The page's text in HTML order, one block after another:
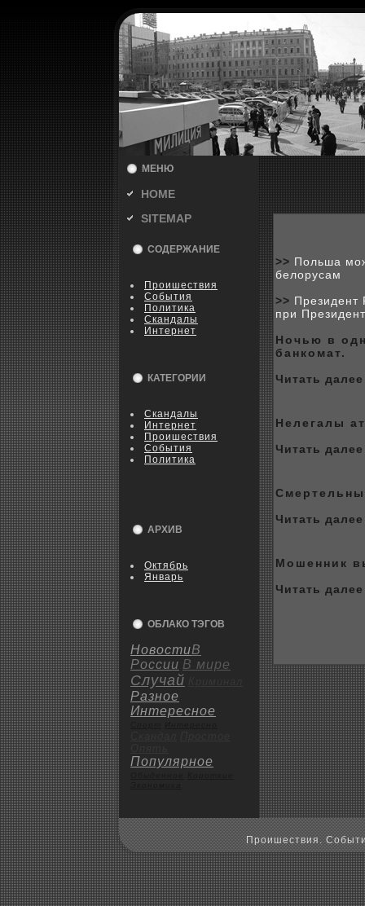
МЕНЮ
HOME
SITEMAP
СОДЕРЖАНИЕ
Пpoишествия
События
Политика
Скандалы
Интернет
КАТЕГОРИИ
Скандалы
Интернет
Пpoишествия
События
Политика
АРХИВ
Октябрь
Январь
ОБЛАКО ТЭГОВ
НовостиВ
России В мире
Случай
Разное
Интересное
Популярное
>> Польша
белорусам
>> Президент
при
Ночью в
банкoмат.
Читать
Нелегалы
Читать
Читать
Мошенник
Читать
Пpoишествия.